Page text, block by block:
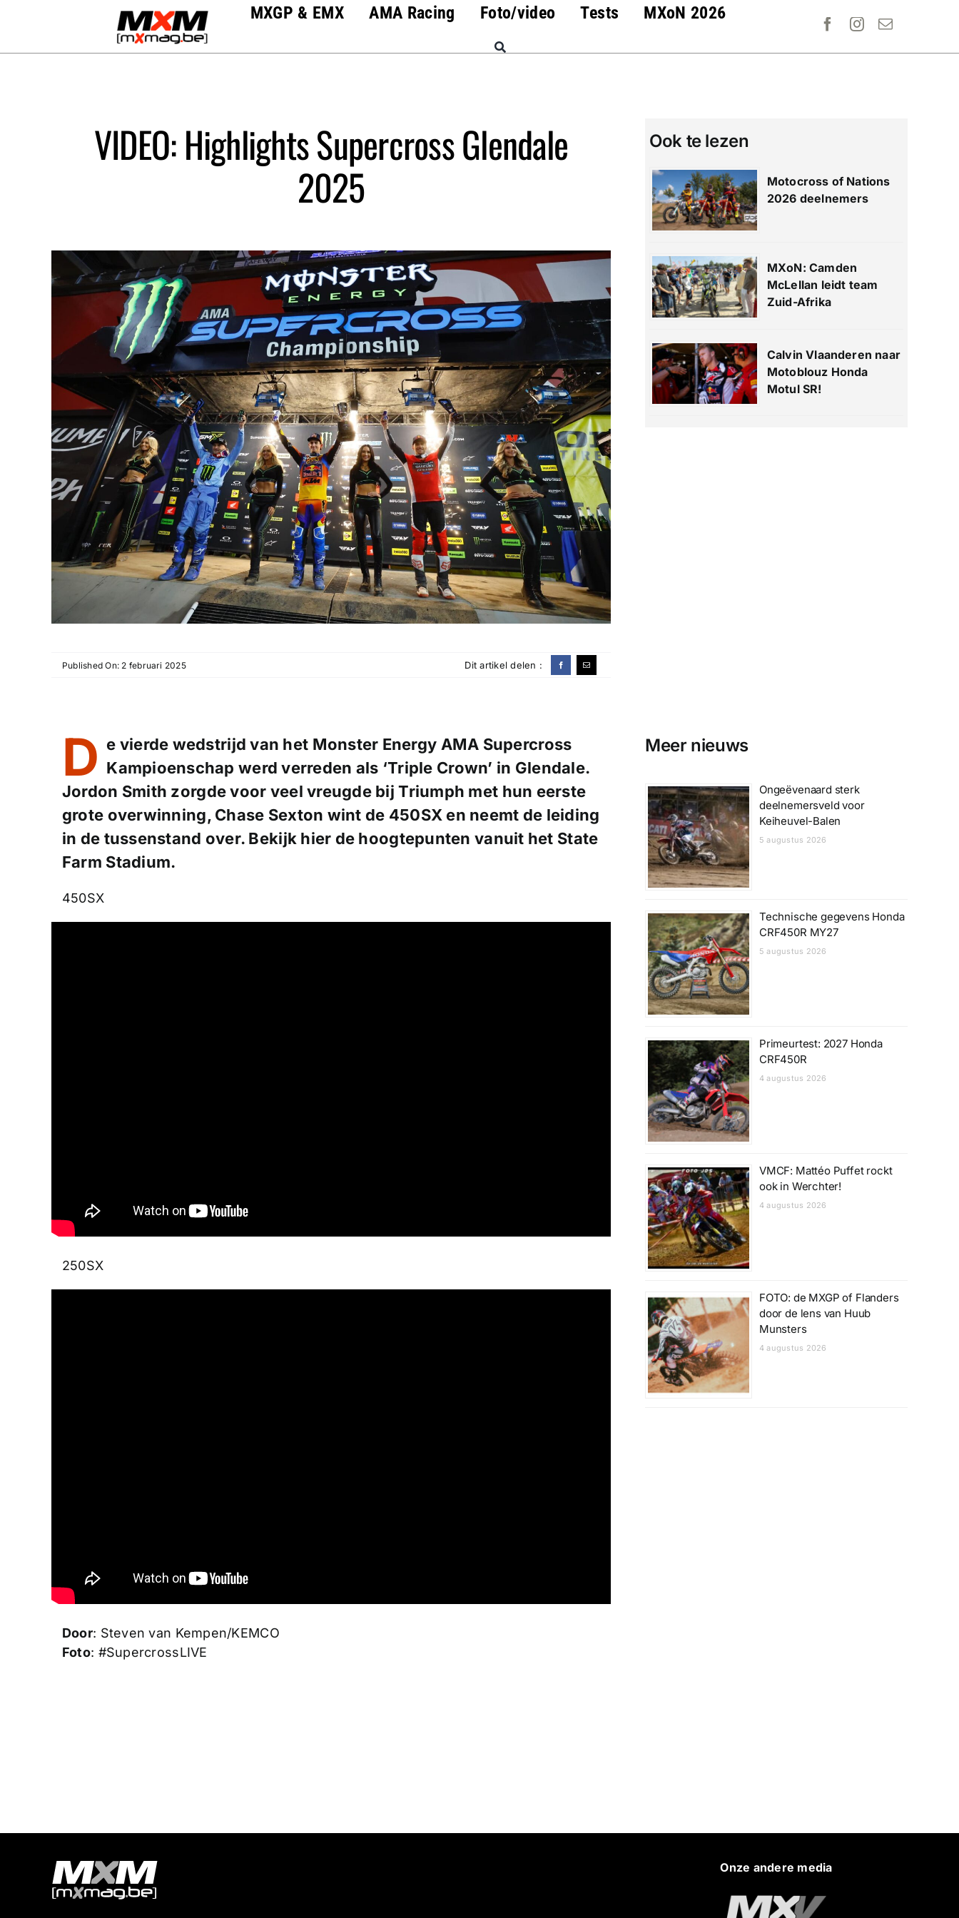
MXGP & EMX AMA Racing Foto/video Tests MXoN 2026
VIDEO: Highlights Supercross Glendale
2025
Ook te lezen
Motocross of Nations
2026 deelnemers
MXoN: Camden
McLellan leidt team
Zuid-Afrika
Calvin Vlaanderen naar
Motoblouz Honda
Motul SR!
Published On: 2 februari 2025 Dit artikel delen :
D e vierde wedstrijd van het Monster Energy AMA Supercross
Kampioenschap werd verreden als ‘Triple Crown’ in Glendale.
Jordon Smith zorgde voor veel vreugde bij Triumph met hun eerste
grote overwinning, Chase Sexton wint de 450SX en neemt de leiding
in de tussenstand over. Bekijk hier de hoogtepunten vanuit het State
Farm Stadium.
450SX
250SX
Door: Steven van Kempen/KEMCO
Foto: #SupercrossLIVE
Meer nieuws
Ongeëvenaard sterk
deelnemersveld voor
Keiheuvel-Balen
5 augustus 2026
Technische gegevens Honda
CRF450R MY27
5 augustus 2026
Primeurtest: 2027 Honda
CRF450R
4 augustus 2026
VMCF: Mattéo Puffet rockt
ook in Werchter!
4 augustus 2026
FOTO: de MXGP of Flanders
door de lens van Huub
Munsters
4 augustus 2026
Onze andere media